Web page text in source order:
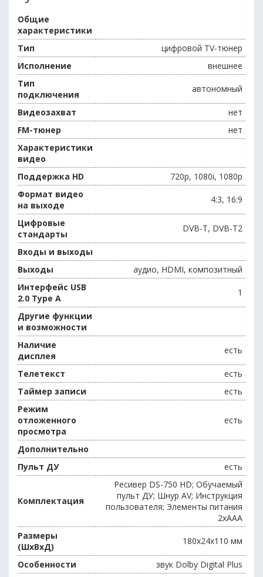
Общие
характеристики
Тип
цифровой TV-тюнер
Исполнение
внешнее
Тип
подключения
автономный
Видеозахват
нет
FM-тюнер
нет
Характеристики
видео
Поддержка HD
720p, 1080i, 1080p
Формат видео
на выходе
4:3, 16:9
Цифровые
стандарты
DVB-T, DVB-T2
Входы и выходы
Выходы
аудио, HDMI, композитный
Интерфейс USB
2.0 Type A
1
Другие функции
и возможности
Наличие
дисплея
есть
Телетекст
есть
Таймер записи
есть
Режим
отложенного
просмотра
есть
Дополнительно
Пульт ДУ
есть
Комплектация
Ресивер DS-750 HD; Обучаемый
пульт ДУ; Шнур AV; Инструкция
пользователя; Элементы питания
2хААА
Размеры
(ШxВxД)
180x24х110 мм
Особенности звук Dolby Digital Plus